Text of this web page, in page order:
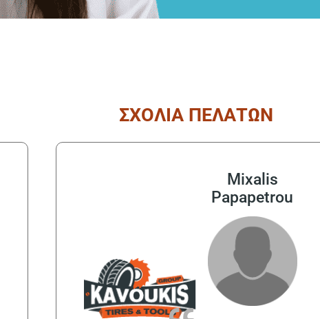
ΣΧΟΛΙΑ ΠΕΛΑΤΩΝ
Mixalis
Papapetrou